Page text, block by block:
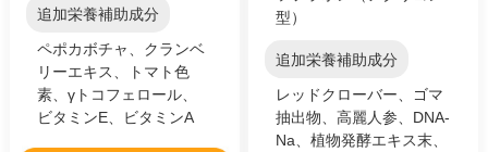
追加栄養補助成分
ペポカボチャ、クランベ
リーエキス、トマト色
素、γトコフェロール、
ビタミンE、ビタミンA
型）
追加栄養補助成分
レッドクローバー、ゴマ
抽出物、高麗人参、DNA-
Na、植物発酵エキス末、